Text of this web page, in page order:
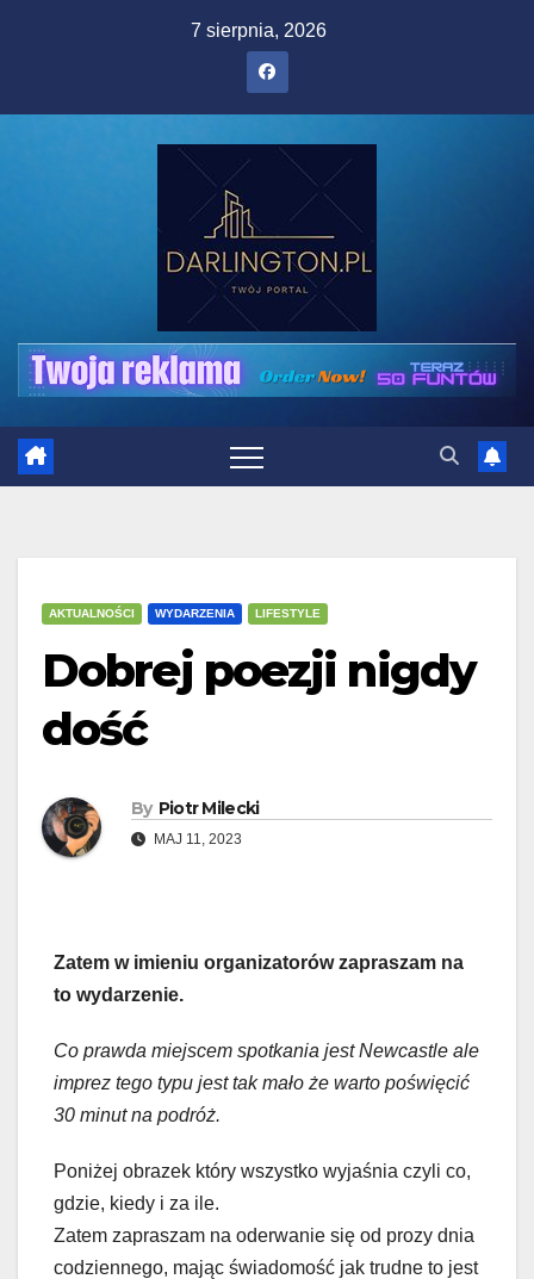
7 sierpnia, 2026
AKTUALNOŚCI WYDARZENIA LIFESTYLE
Dobrej poezji nigdy
dość
By Piotr Milecki
MAJ 11, 2023
Zatem w imieniu organizatorów zapraszam na
to wydarzenie.
Co prawda miejscem spotkania jest Newcastle ale
imprez tego typu jest tak mało że warto poświęcić
30 minut na podróż.
Poniżej obrazek który wszystko wyjaśnia czyli co,
gdzie, kiedy i za ile.
Zatem zapraszam na oderwanie się od prozy dnia
codziennego, mając świadomość jak trudne to jest